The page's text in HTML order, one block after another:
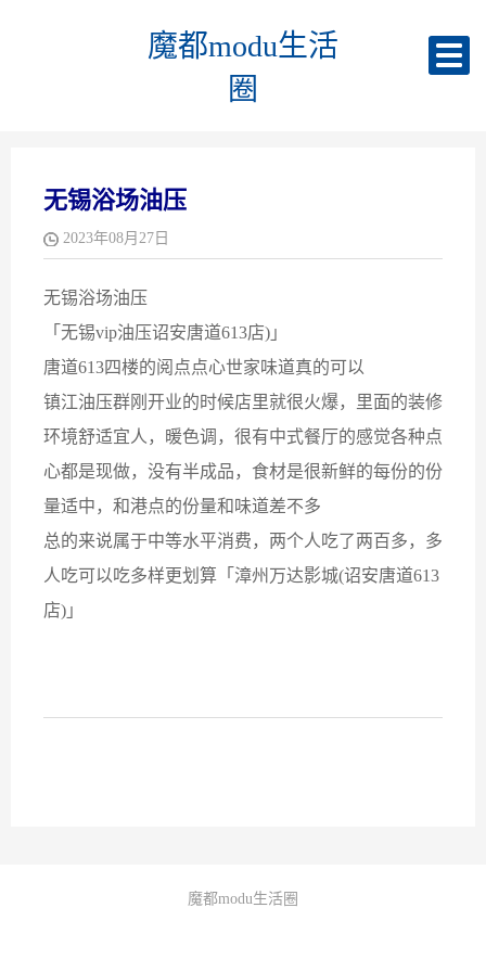
魔都modu生活
圈
无锡浴场油压
2023年08月27日
无锡浴场油压
「无锡vip油压诏安唐道613店)」
唐道613四楼的阅点点心世家味道真的可以
镇江油压群刚开业的时候店里就很火爆，里面的装修
环境舒适宜人，暖色调，很有中式餐厅的感觉各种点
心都是现做，没有半成品，食材是很新鲜的每份的份
量适中，和港点的份量和味道差不多
总的来说属于中等水平消费，两个人吃了两百多，多
人吃可以吃多样更划算「漳州万达影城(诏安唐道613
店)」
魔都modu生活圈